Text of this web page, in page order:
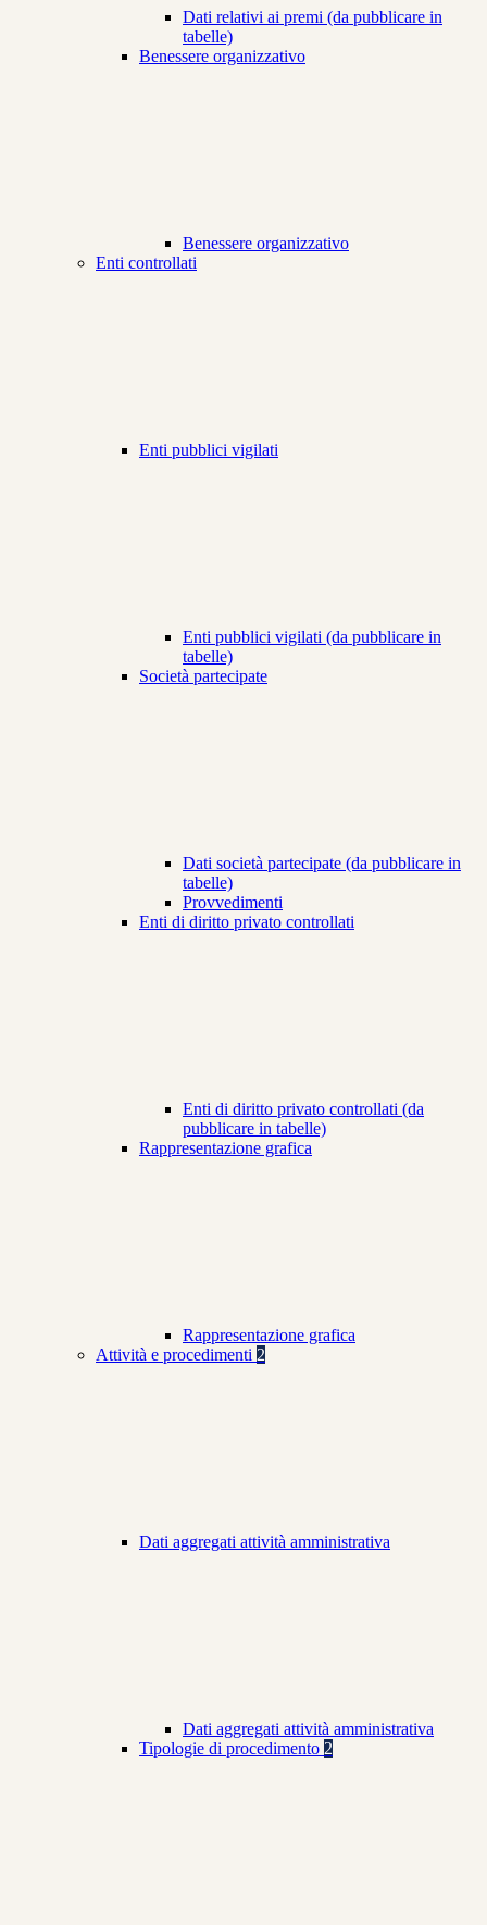
Dati relativi ai premi (da pubblicare in
tabelle)
Benessere organizzativo
Benessere organizzativo
Enti controllati
Enti pubblici vigilati
Enti pubblici vigilati (da pubblicare in
tabelle)
Società partecipate
Dati società partecipate (da pubblicare in
tabelle)
Provvedimenti
Enti di diritto privato controllati
Enti di diritto privato controllati (da
pubblicare in tabelle)
Rappresentazione grafica
Rappresentazione grafica
Attività e procedimenti 2
Dati aggregati attività amministrativa
Dati aggregati attività amministrativa
Tipologie di procedimento 2